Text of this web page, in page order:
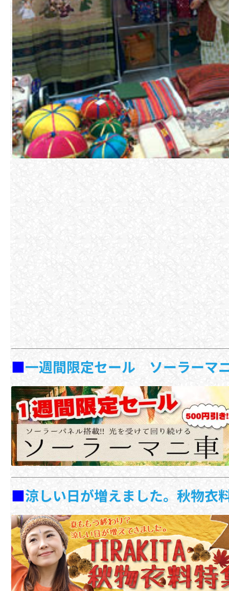
■一週間限定セール ソーラーマ
■涼しい日が増えました。秋物衣